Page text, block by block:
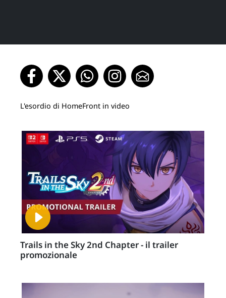
L'esordio di HomeFront in video
Trails in the Sky 2nd Chapter - il trailer
promozionale